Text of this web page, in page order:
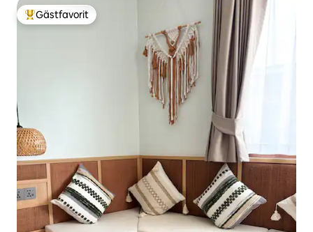
Populär gästfavorit
Gästfavorit